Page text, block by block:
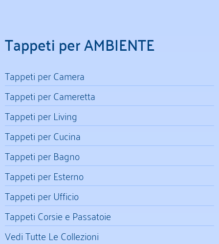
Tappeti per AMBIENTE
Tappeti per Camera
Tappeti per Cameretta
Tappeti per Living
Tappeti per Cucina
Tappeti per Bagno
Tappeti per Esterno
Tappeti per Ufficio
Tappeti Corsie e Passatoie
Vedi Tutte Le Collezioni